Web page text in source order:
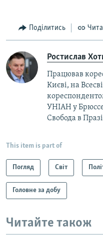
Поділитись
Ростислав
Працював
Києві, на
УНІАН у
Свобода в
This item is part of
Погляд Світ
Головне за добу
Читайте також